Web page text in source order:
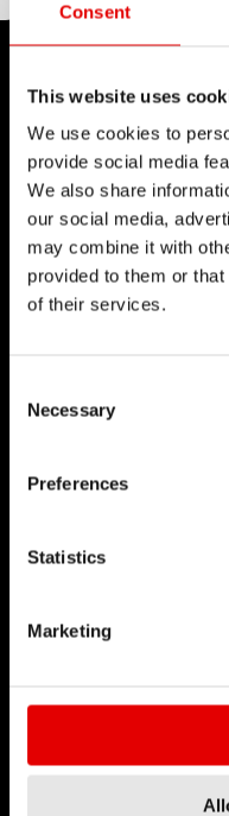
Consent
This website uses
We use cookies to
provide social media
We also share
our social media,
may combine it with
provided to them or
of their services.
Necessary
Preferences
Statistics
Marketing
réglage.
L’ingénierie est un
cultivons
développement de
: repousser
INCONTROL